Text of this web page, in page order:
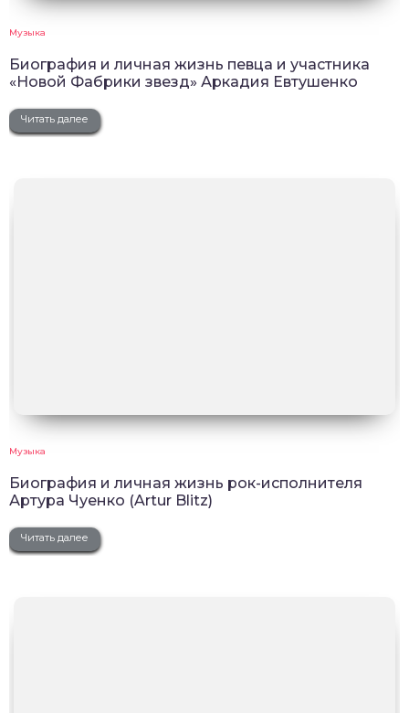
Музыка
Биография и личная жизнь певца и участника
«Новой Фабрики звезд» Аркадия Евтушенко
Читать далее
Музыка
Биография и личная жизнь рок-исполнителя
Артура Чуенко (Artur Blitz)
Читать далее